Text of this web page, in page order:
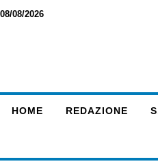
08/08/2026
HOME REDAZIONE